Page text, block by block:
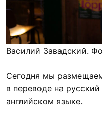
Василий Завадский.
Сегодня мы
в переводе на
английском языке.